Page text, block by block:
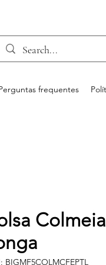
frequentes
BIGMF5COLMCFEPTL